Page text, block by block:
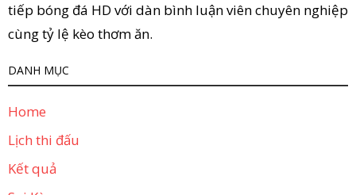
tiếp bóng đá HD với dàn bình luận viên chuyên nghiệp
cùng tỷ lệ kèo thơm ăn.
DANH MỤC
Home
Lịch thi đấu
Kết quả